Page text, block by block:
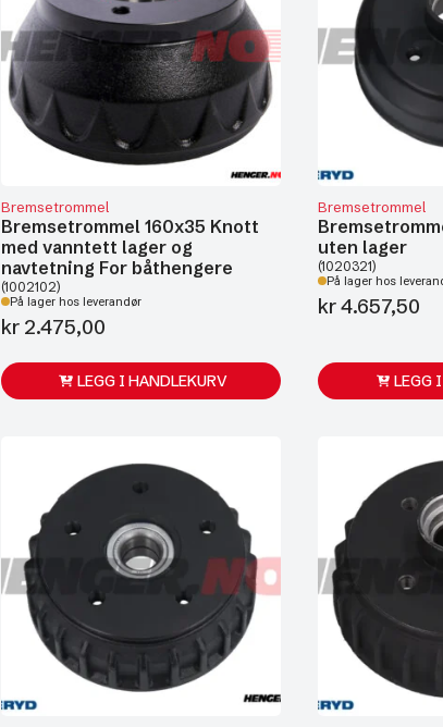
Bremsetrommel
Bremsetrommel 160x35 Knott
med vanntett lager og
navtetning For båthengere
(1002102)
På lager hos leverandør
kr 2.475,00
LEGG I HANDLEKURV
Bremsetrommel
uten lager
(1020321)
På lager hos
kr4.657,50
LEGG